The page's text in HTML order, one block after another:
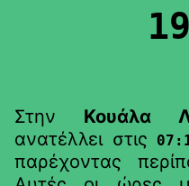
Στην Κουάλα
ανατέλλει στις
παρέχοντας